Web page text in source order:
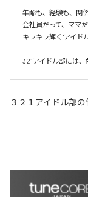
年齢も、経験も、関係
会社員だって、ママだ
キラキラ輝く"アイド
321アイドル部には、
３２１アイドル部の